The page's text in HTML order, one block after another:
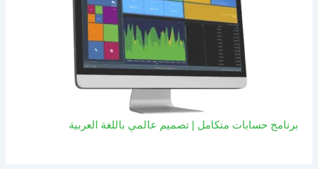
برنامج حسابات متكامل | تصميم عالمي باللغة العربية